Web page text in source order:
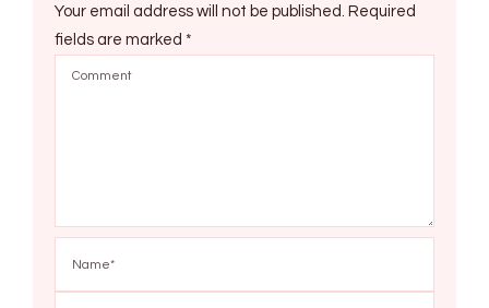
Your email address will not be published. Required
fields are marked *